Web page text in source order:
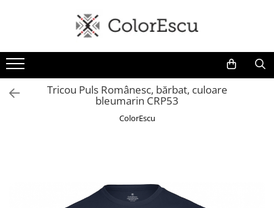
Toate produsele
Tricouri
Tricouri bărbați
Tricouri damă
Bluze si hanorace bărbați
Bluze si hanorace damă
Tricou Puls Românesc, bărbat, culoare
bleumarin CRP53
ColorEscu